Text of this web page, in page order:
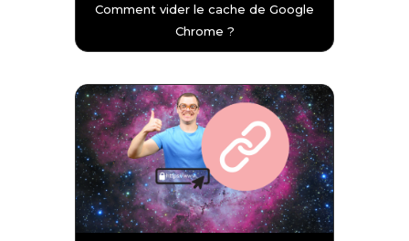
Comment vider le cache de Google
Chrome ?